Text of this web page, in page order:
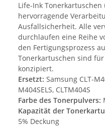
Life-Ink
hervorragende
Ausfallsicherheit. Alle
durchlaufen eine Reihe
den Fertigungsprozess
Tonerkartuschen sind
konzipiert.
Ersetzt: Samsung CLT-
M404SELS, CLTM404S
Farbe des Tonerpulvers:
Kapazität der
5% Deckung